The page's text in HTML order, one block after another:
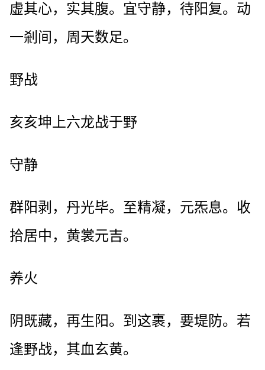
虚其心，实其腹。宜守静，待阳复。动
一剎间，周天数足。
野战
亥亥坤上六龙战于野
守静
群阳剥，丹光毕。至精凝，元炁息。收
拾居中，黄裳元吉。
养火
阴既藏，再生阳。到这裹，要堤防。若
逢野战，其血玄黄。